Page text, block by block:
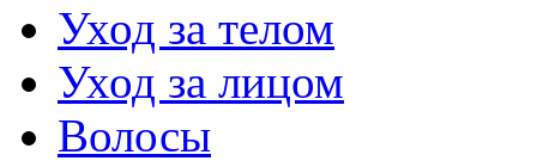
Уход за телом
Уход за лицом
Волосы